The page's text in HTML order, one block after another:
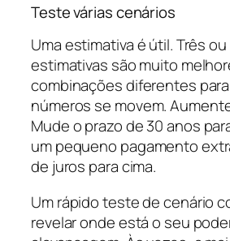
Teste várias cenários
Uma estimativa é útil. Três
estimativas são muito
combinações diferentes
números se movem.
Mude o prazo de 30 anos
um pequeno pagamento
de juros para cima.
Um rápido teste de cenário
revelar onde está o seu